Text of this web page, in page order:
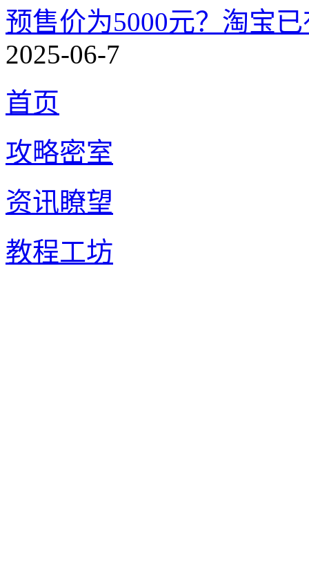
预售价为5000元？淘宝
2025-06-7
首页
攻略密室
资讯瞭望
教程工坊